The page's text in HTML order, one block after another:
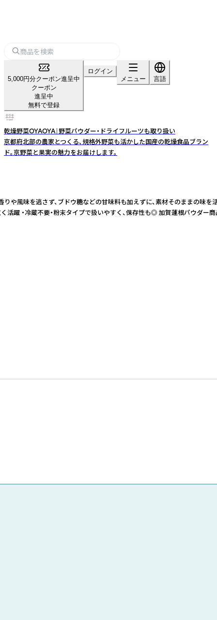
5,000円分クーポン進呈中
クーポン
進呈中
無料で登録
ログイン
メニュー
言語
乾燥野菜OYAOYA｜野菜パウダー・ドライフルーツも取り扱い
京都府北部の農家とつくる、規格外野菜も活かした国産の乾燥食品ブラン
ド。京野菜と果実の魅力をお届けします。
を逃さず、ブドウ糖などの甘味料も加えずに、素材そのままの
・冷蔵不要・粉末タイプで扱いやすく、保存性も◎ 加賀蓮根パ